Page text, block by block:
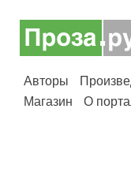
Авторы
Магазин
О